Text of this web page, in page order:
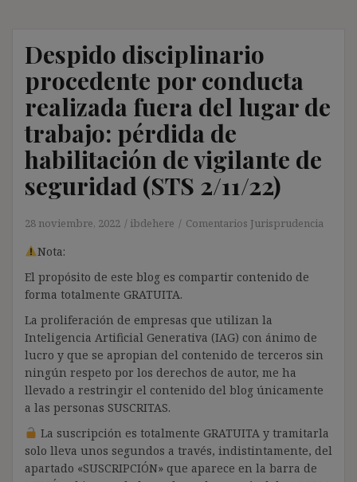
Despido disciplinario
procedente por conducta
realizada fuera del lugar de
trabajo: pérdida de
habilitación de vigilante de
seguridad (STS 2/11/22)
28 noviembre, 2022 ibdehere Comentarios Jurisprudencia
Nota:
El propósito de este blog es compartir contenido de
forma totalmente GRATUITA.
La proliferación de empresas que utilizan la
Inteligencia Artificial Generativa (IAG) con ánimo de
lucro y que se apropian del contenido de terceros sin
ningún respeto por los derechos de autor, me ha
llevado a restringir el contenido del blog únicamente
a las personas SUSCRITAS.
La suscripción es totalmente GRATUITA y tramitarla
solo lleva unos segundos a través, indistintamente, del
apartado «SUSCRIPCIÓN» que aparece en la barra de